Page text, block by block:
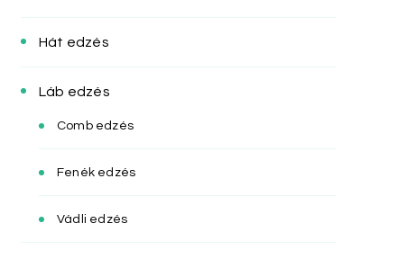
Hát edzés
Láb edzés
Comb edzés
Fenék edzés
Vádli edzés